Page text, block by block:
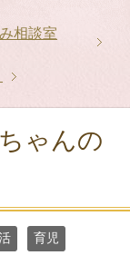
相談室
ゃんの
育児